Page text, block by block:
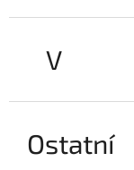
V
Ostatní